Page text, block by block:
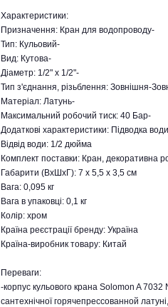
Характеристики:
Призначення: Кран для водопроводу-
Тип: Кульовий-
Вид: Кутова-
Діаметр: 1/2" x 1/2"-
Тип з'єднання, різьблення: Зовнішня-
Матеріал: Латунь-
Максимальний робочий тиск: 40 Бар-
Додаткові характеристики: Підводка
Відвід води: 1/2 дюйма
Комплект поставки: Кран, декоративна
Габарити (ВхШхГ): 7 х 5,5 х 3,5 см
Вага: 0,095 кг
Вага в упаковці: 0,1 кг
Колір: хром
Країна реєстрації бренду: Україна
Країна-виробник товару: Китай
Переваги:
-корпус кульового крана Solomon A 7032
сантехнічної горячепрессованной